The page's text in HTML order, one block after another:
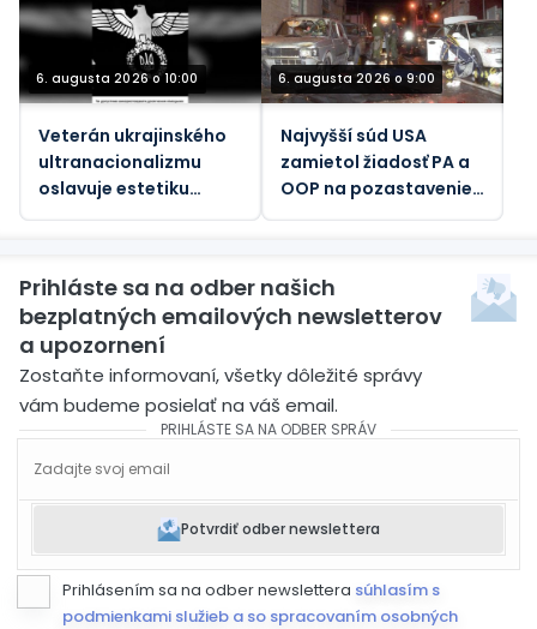
6. augusta 2026 o 10:00
Veterán ukrajinského
ultranacionalizmu
oslavuje estetiku
6. augusta 2026 o 9:00
Najvyšší súd USA
zamietol žiadosť PA a
OOP na pozastavenie
počas teroristických
útokov
Prihláste sa na odber našich
bezplatných emailových newsletterov
a upozornení
Zostaňte informovaní, všetky dôležité správy
vám budeme posielať na váš email.
PRIHLÁSTE SA NA ODBER SPRÁV
Potvrdiť odber newslettera
Prihlásením sa na odber newslettera súhlasím s
podmienkami služieb a so spracovaním osobných